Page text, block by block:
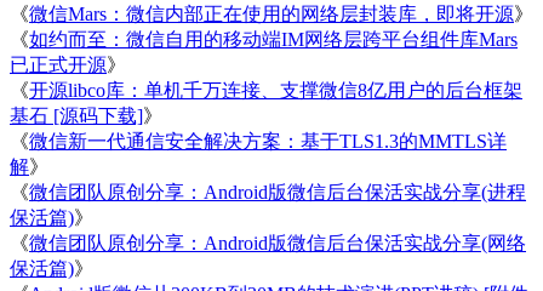
《微信Mars：微信内部正在使用的网络层封装库，即将开源》
《如约而至：微信自用的移动端IM网络层跨平台组件库Mars
已正式开源》
《开源libco库：单机千万连接、支撑微信8亿用户的后台框架
基石 [源码下载]》
《微信新一代通信安全解决方案：基于TLS1.3的MMTLS详
解》
《微信团队原创分享：Android版微信后台保活实战分享(进程
保活篇)》
《微信团队原创分享：Android版微信后台保活实战分享(网络
保活篇)》